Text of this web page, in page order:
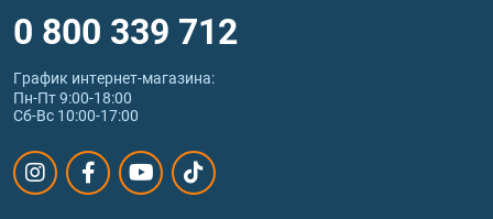
0 800 339 712
График интернет‑магазина:
Пн-Пт 9:00-18:00
Сб-Вс 10:00-17:00